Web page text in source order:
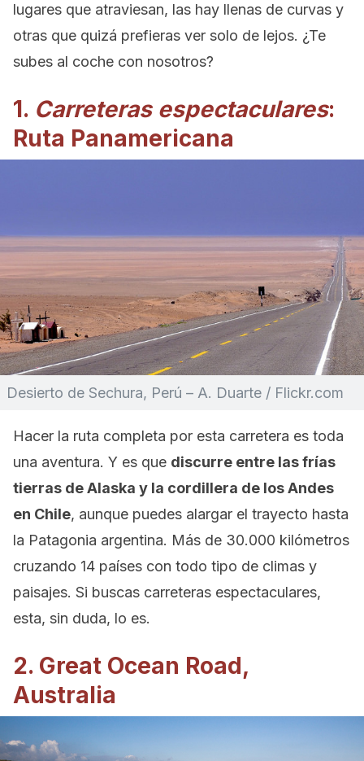
lugares que atraviesan, las hay llenas de curvas y
otras que quizá prefieras ver solo de lejos. ¿Te
subes al coche con nosotros?
1. Carreteras espectaculares:
Ruta Panamericana
Desierto de Sechura, Perú – A. Duarte / Flickr.com
Hacer la ruta completa por esta carretera es toda
una aventura. Y es que discurre entre las frías
tierras de Alaska y la cordillera de los Andes
en Chile, aunque puedes alargar el trayecto hasta
la Patagonia argentina. Más de 30.000 kilómetros
cruzando 14 países con todo tipo de climas y
paisajes. Si buscas carreteras espectaculares,
esta, sin duda, lo es.
2. Great Ocean Road,
Australia